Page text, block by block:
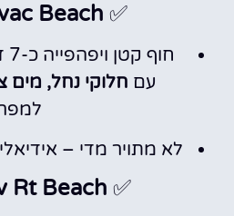
✅
Beach
עם חלוקי נחל, מים
לא מתויר מדי –
✅
Rt Beach